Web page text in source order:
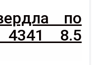
по
4341 8.5